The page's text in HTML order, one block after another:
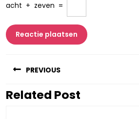
acht + zeven =
PREVIOUS
Vorig
Related Post